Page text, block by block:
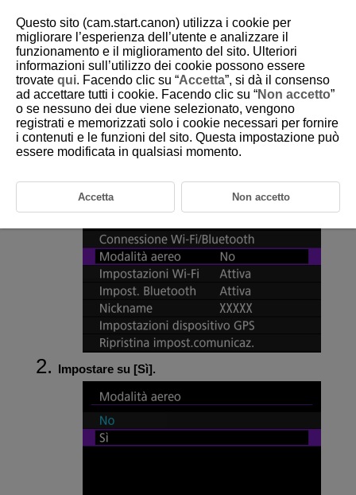
D180-183
Modalità aereo
È possibile disattivare temporaneamente le funzioniWi-Fie Bluetooth.
Selezionare [ :Modalità aereo].
Impostare su [Sì].
Questo sito (cam.start.canon) utilizza i cookie per
migliorare l’esperienza dell’utente e analizzare il
funzionamento e il miglioramento del sito. Ulteriori
informazioni sull’utilizzo dei cookie possono essere
trovate qui. Facendo clic su “Accetta”, si dà il consenso
ad accettare tutti i cookie. Facendo clic su “Non accetto”
o se nessuno dei due viene selezionato, vengono
registrati e memorizzati solo i cookie necessari per fornire
i contenuti e le funzioni del sito. Questa impostazione può
essere modificata in qualsiasi momento.
Accetta Non accetto